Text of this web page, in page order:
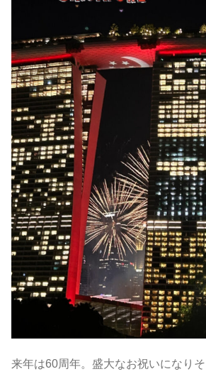
来年は60周年。盛大なお祝いになりそ